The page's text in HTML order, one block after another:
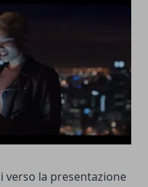
verso la presentazione